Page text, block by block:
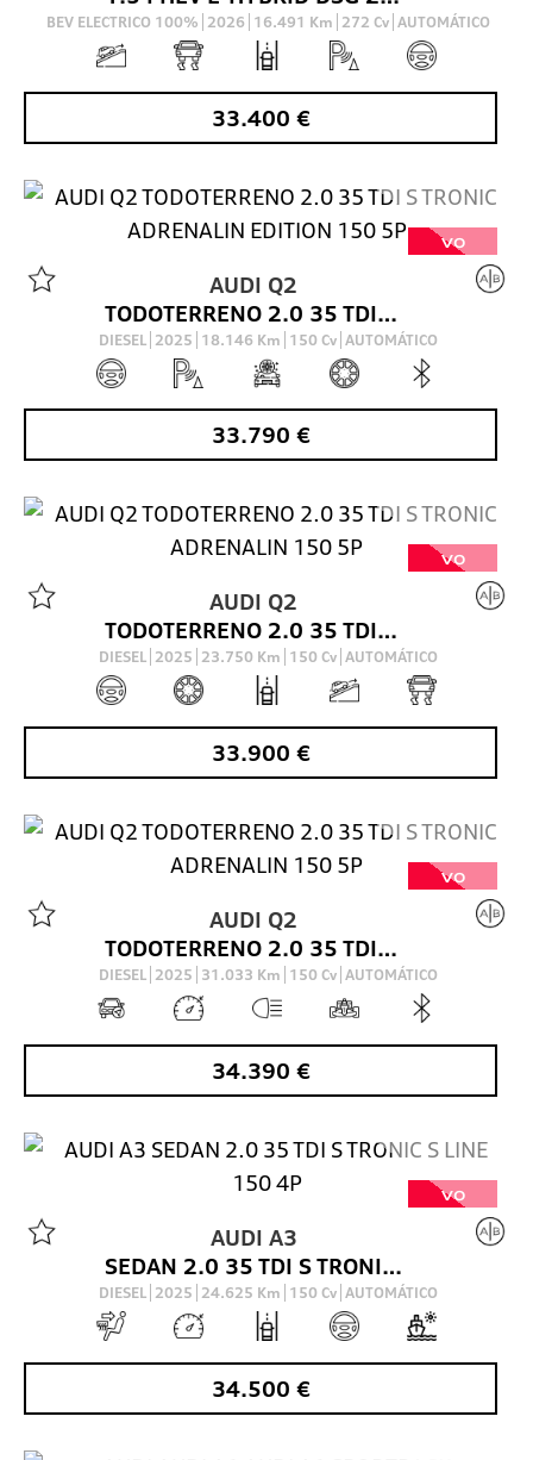
BEV ELECTRICO 100% 2026 16.491 Km 272 Cv AUTOMÁTICO
33.400 €
VO
AUDI Q2
TODOTERRENO 2.0 35 TDI S TRONIC ADRENALIN EDITION 150 5P
DIESEL 2025 18.146 Km 150 Cv AUTOMÁTICO
33.790 €
VO
AUDI Q2
TODOTERRENO 2.0 35 TDI S TRONIC ADRENALIN 150 5P
DIESEL 2025 23.750 Km 150 Cv AUTOMÁTICO
33.900 €
VO
AUDI Q2
TODOTERRENO 2.0 35 TDI S TRONIC ADRENALIN 150 5P
DIESEL 2025 31.033 Km 150 Cv AUTOMÁTICO
34.390 €
VO
AUDI A3
SEDAN 2.0 35 TDI S TRONIC S LINE 150 4P
DIESEL 2025 24.625 Km 150 Cv AUTOMÁTICO
34.500 €